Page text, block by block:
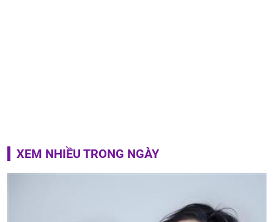
XEM NHIỀU TRONG NGÀY